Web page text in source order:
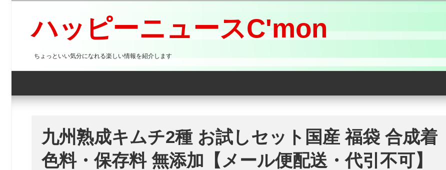
プ
ハッピーニュースC'mon
ちょっといい気分になれる楽しい情報を紹介します
九州熟成キムチ2種 お試しセット国産 福袋 合成着
色料・保存料 無添加【メール便配送・代引不可】